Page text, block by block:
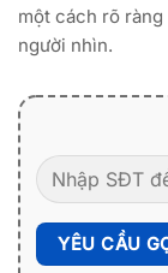
một cách rõ
người nhìn.